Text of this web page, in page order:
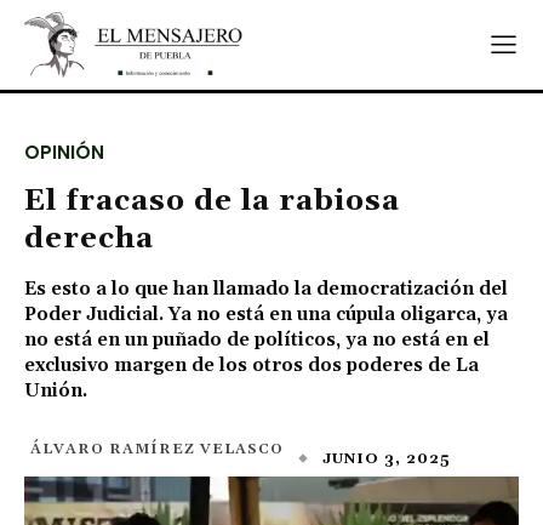
OPINIÓN
El fracaso de la rabiosa
derecha
Es esto a lo que han llamado la democratización del
Poder Judicial. Ya no está en una cúpula oligarca, ya
no está en un puñado de políticos, ya no está en el
exclusivo margen de los otros dos poderes de La
Unión.
ÁLVARO RAMÍREZ VELASCO JUNIO 3, 2025